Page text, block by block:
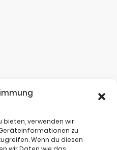
bieten, verwenden wir
zu
Wenn du diesen